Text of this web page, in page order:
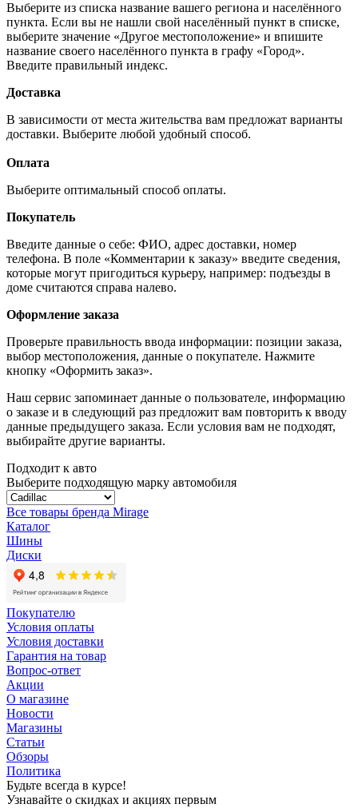
Выберите из списка название вашего региона и населённого
пункта. Если вы не нашли свой населённый пункт в списке,
выберите значение «Другое местоположение» и впишите
название своего населённого пункта в графу «Город».
Введите правильный индекс.
Доставка
В зависимости от места жительства вам предложат варианты
доставки. Выберите любой удобный способ.
Оплата
Выберите оптимальный способ оплаты.
Покупатель
Введите данные о себе: ФИО, адрес доставки, номер
телефона. В поле «Комментарии к заказу» введите сведения,
которые могут пригодиться курьеру, например: подъезды в
доме считаются справа налево.
Оформление заказа
Проверьте правильность ввода информации: позиции заказа,
выбор местоположения, данные о покупателе. Нажмите
кнопку «Оформить заказ».
Наш сервис запоминает данные о пользователе, информацию
о заказе и в следующий раз предложит вам повторить к вводу
данные предыдущего заказа. Если условия вам не подходят,
выбирайте другие варианты.
Подходит к авто
Выберите подходящую марку автомобиля
Все товары бренда Mirage
Каталог
Шины
Диски
Покупателю
Условия оплаты
Условия доставки
Гарантия на товар
Вопрос-ответ
Акции
О магазине
Новости
Магазины
Статьи
Обзоры
Политика
Будьте всегда в курсе!
Узнавайте о скидках и акциях первым